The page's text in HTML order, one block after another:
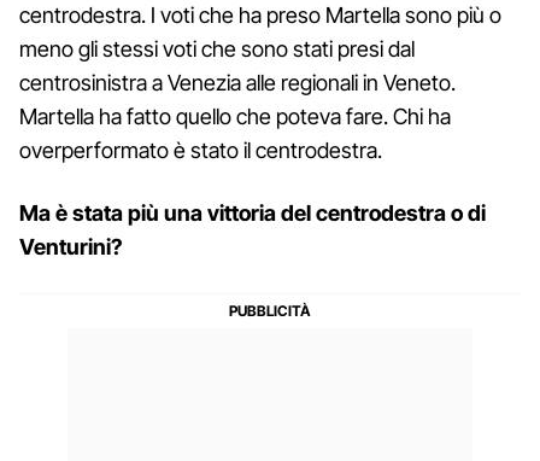
centrodestra. I voti che ha preso Martella sono più o
meno gli stessi voti che sono stati presi dal
centrosinistra a Venezia alle regionali in Veneto.
Martella ha fatto quello che poteva fare. Chi ha
overperformato è stato il centrodestra.
Ma è stata più una vittoria del centrodestra o di
Venturini?